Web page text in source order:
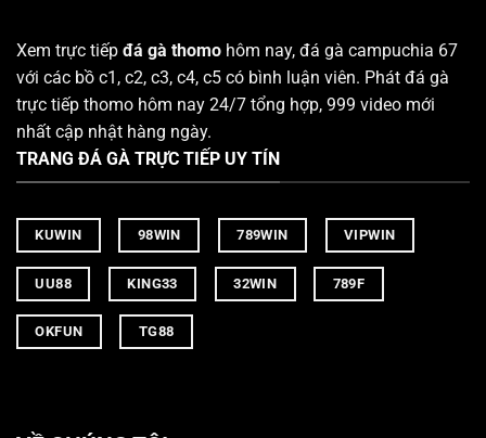
Xem trực tiếp đá gà thomo hôm nay, đá gà campuchia 67
với các bồ c1, c2, c3, c4, c5 có bình luận viên. Phát đá gà
trực tiếp thomo hôm nay 24/7 tổng hợp, 999 video mới
nhất cập nhật hàng ngày.
TRANG ĐÁ GÀ TRỰC TIẾP UY TÍN
KUWIN 98WIN 789WIN VIPWIN
UU88 KING33 32WIN 789F
OKFUN TG88